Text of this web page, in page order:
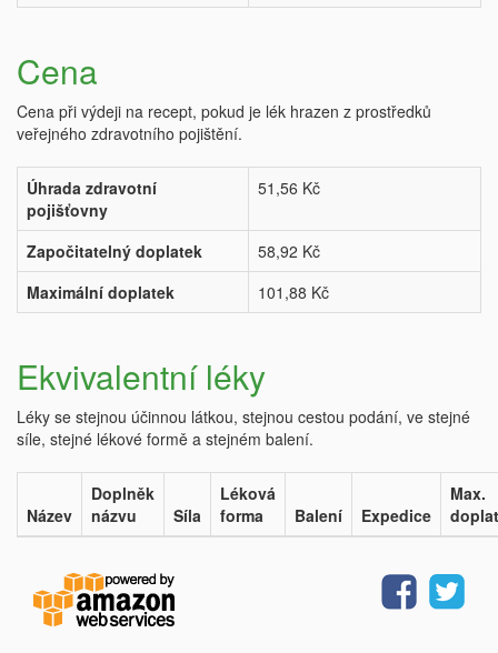
Cena
Cena při výdeji na recept, pokud je lék hrazen z prostředků
veřejného zdravotního pojištění.
Úhrada zdravotní
pojišťovny
51,56 Kč
Započitatelný doplatek
58,92 Kč
Maximální doplatek
101,88 Kč
Ekvivalentní léky
Léky se stejnou účinnou látkou, stejnou cestou podání, ve stejné
síle, stejné lékové formě a stejném balení.
Název
Doplněk
názvu
Síla
Léková
forma
Balení Expedice
Max.